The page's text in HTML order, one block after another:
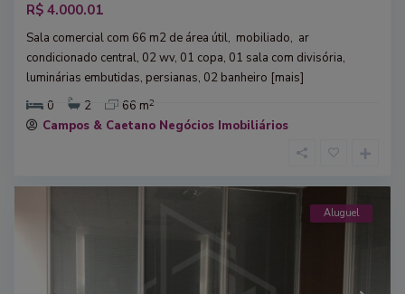
R$ 4.000.01
Sala comercial com 66 m2 de área útil, mobiliado, ar
condicionado central, 02 wv, 01 copa, 01 sala com divisória,
luminárias embutidas, persianas, 02 banheiro [mais]
0
2 66 m2
Campos & Caetano Negócios Imobiliários
Aluguel